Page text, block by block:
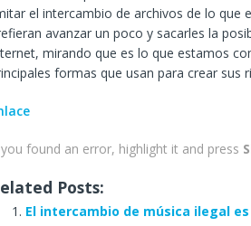
el intercambio de archivos de lo que
avanzar un poco y sacarles la
mirando que es lo que estamos
formas que usan para crear sus
found an error, highlight it and press
Posts:
El intercambio de música ilegal